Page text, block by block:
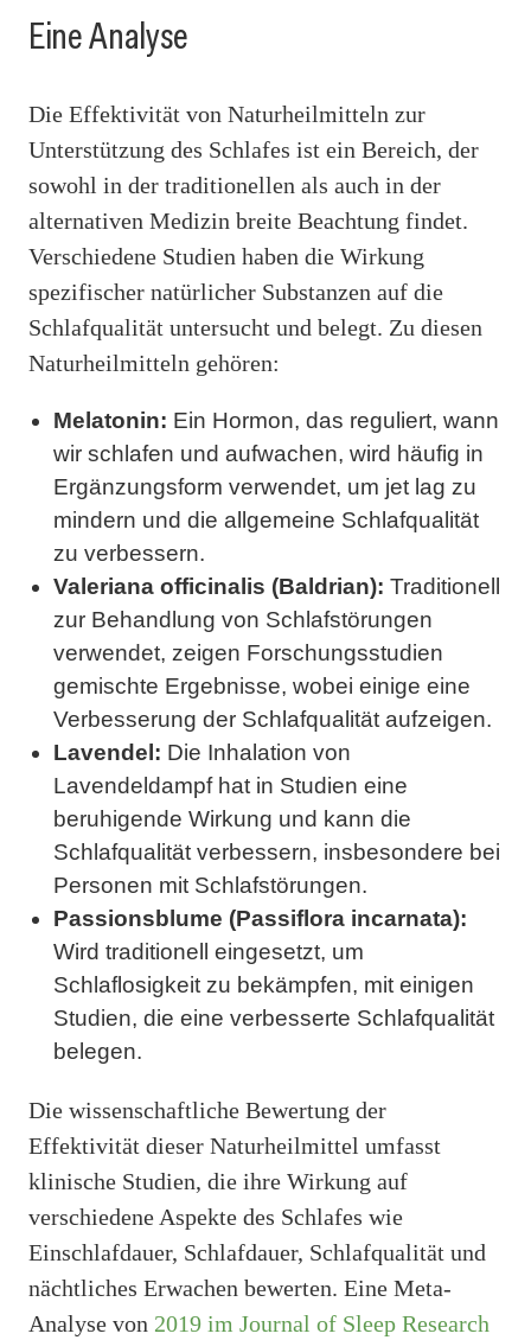
Eine Analyse
Die Effektivität von Naturheilmitteln zur
Unterstützung des Schlafes ist ein Bereich, der
sowohl in der traditionellen als auch in der
alternativen Medizin breite Beachtung findet.
Verschiedene Studien haben die Wirkung
spezifischer natürlicher Substanzen auf die
Schlafqualität untersucht und belegt. Zu diesen
Naturheilmitteln gehören:
Melatonin: Ein Hormon, das reguliert, wann
wir schlafen und aufwachen, wird häufig in
Ergänzungsform verwendet, um jet lag zu
mindern und die allgemeine Schlafqualität
zu verbessern.
Valeriana officinalis (Baldrian): Traditionell
zur Behandlung von Schlafstörungen
verwendet, zeigen Forschungsstudien
gemischte Ergebnisse, wobei einige eine
Verbesserung der Schlafqualität aufzeigen.
Lavendel: Die Inhalation von
Lavendeldampf hat in Studien eine
beruhigende Wirkung und kann die
Schlafqualität verbessern, insbesondere bei
Personen mit Schlafstörungen.
Passionsblume (Passiflora incarnata):
Wird traditionell eingesetzt, um
Schlaflosigkeit zu bekämpfen, mit einigen
Studien, die eine verbesserte Schlafqualität
belegen.
Die wissenschaftliche Bewertung der
Effektivität dieser Naturheilmittel umfasst
klinische Studien, die ihre Wirkung auf
verschiedene Aspekte des Schlafes wie
Einschlafdauer, Schlafdauer, Schlafqualität und
nächtliches Erwachen bewerten. Eine Meta-
Analyse von 2019 im Journal of Sleep Research